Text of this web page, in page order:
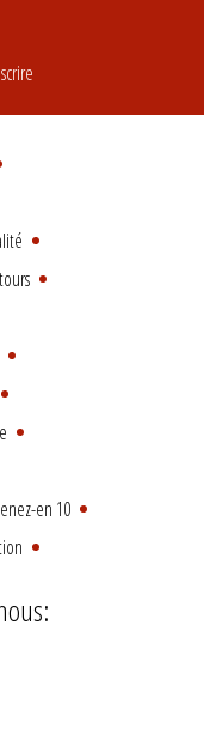
en 10